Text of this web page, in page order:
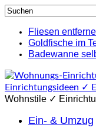
Fliesen
Goldfische im
Badewanne
Wohnstile ✓
Ein- & Umzug